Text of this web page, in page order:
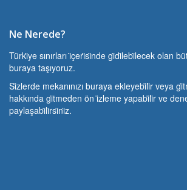
Ne Nerede?
Türki̇ye sınırları i̇çeri̇si̇nde gi̇di̇lebi̇lecek olan
buraya taşıyoruz.
Si̇zlerde mekanınızı buraya ekleyebi̇li̇r veya
hakkında gi̇tmeden ön i̇zleme yapabi̇li̇r ve
paylaşabi̇li̇rsi̇ni̇z.